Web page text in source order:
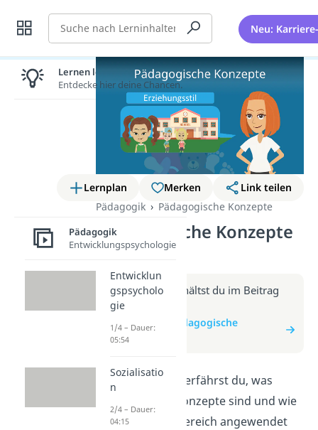
Suche Neu:
Lernplan Merken
Link teilen
Pädagogik
Pädagogische Konzepte
Pädagogische Konzepte
(Video)
Weitere Infos erhältst du im Beitrag
zum Video
zum Beitrag: Pädagogische
Konzepte
In diesem Video erfährst du, was
pädagogische Konzepte sind und wie
sie im Bildungsbereich angewendet
Lernen lohnt sich!
Entdecke hier deine Chancen.
Pädagogik
Entwicklungspsychologie
Entwicklun
gspsycholo
gie
1/4 – Dauer:
05:54
Sozialisatio
n
2/4 – Dauer:
04:15